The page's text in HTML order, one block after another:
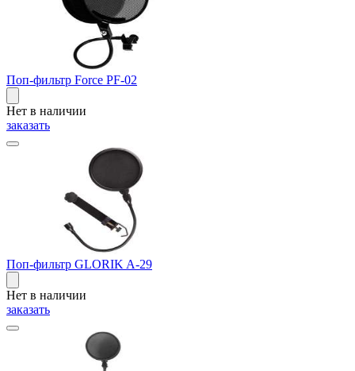
Поп-фильтр Force PF-02
Нет в наличии
заказать
Поп-фильтр GLORIK A-29
Нет в наличии
заказать